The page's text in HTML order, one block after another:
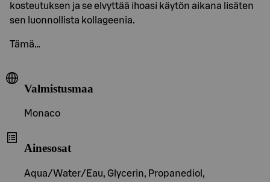
kosteutuksen ja se elvyttää ihoasi käytön aikana lisäten
sen luonnollista kollageenia.
Tämä…
Valmistusmaa
Monaco
Ainesosat
Aqua/Water/Eau, Glycerin, Propanediol,